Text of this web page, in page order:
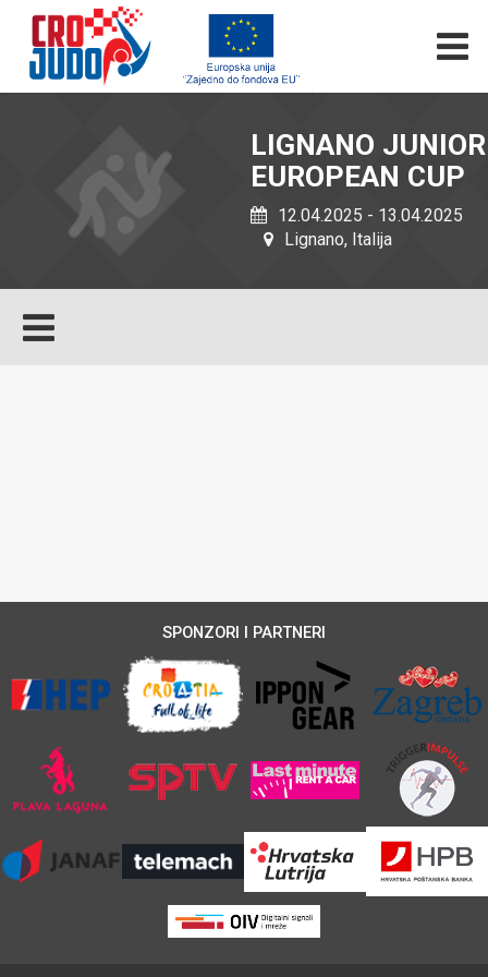
LIGNANO JUNIOR
EUROPEAN CUP
12.04.2025 - 13.04.2025
Lignano, Italija
SPONZORI I PARTNERI